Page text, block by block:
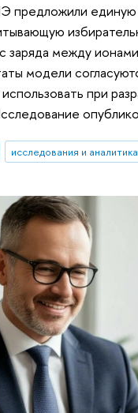
заряда между
модели
при
исследования и аналитика